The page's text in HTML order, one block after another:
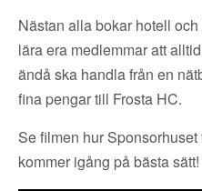
Nästan alla bokar hotell
lära era medlemmar att
ändå ska handla från en
fina pengar till Frosta HC.
Se filmen hur
kommer igång på bästa sätt!